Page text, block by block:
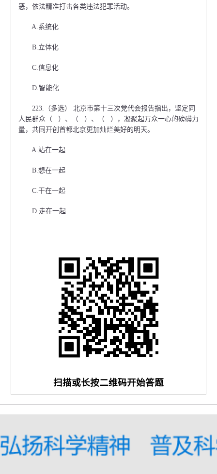
恶，依法精准打击各类违法犯罪活动。
A.系统化
B.立体化
C.信息化
D.智能化
223.（多选） 北京市第十三次党代会报告指出，坚定同
人民群众（ ）、（ ）、（ ），凝聚起万众一心的磅礴力
量，共同开创首都北京更加灿烂美好的明天。
A.站在一起
B.想在一起
C.干在一起
D.走在一起
扫描或长按二维码开始答题